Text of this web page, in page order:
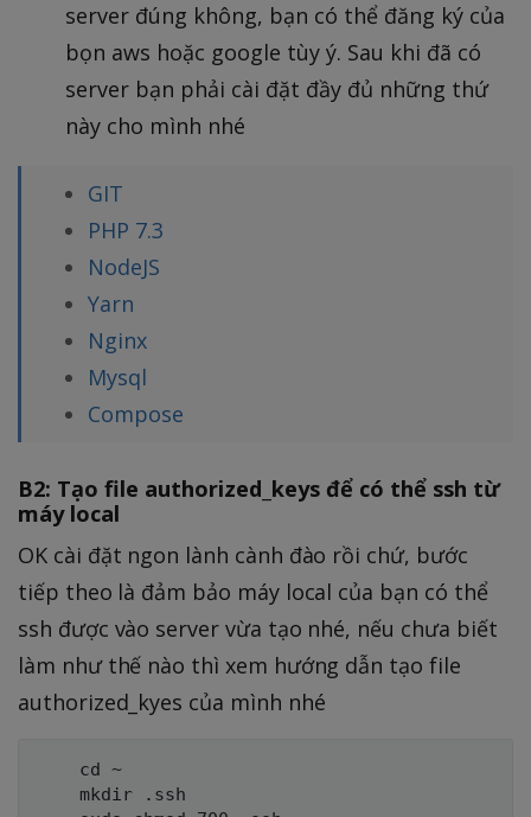
server đúng không, bạn có thể đăng ký của
bọn aws hoặc google tùy ý. Sau khi đã có
server bạn phải cài đặt đầy đủ những thứ
này cho mình nhé
GIT
PHP 7.3
NodeJS
Yarn
Nginx
Mysql
Compose
B2: Tạo file authorized_keys để có thể ssh từ
máy local
OK cài đặt ngon lành cành đào rồi chứ, bước
tiếp theo là đảm bảo máy local của bạn có thể
ssh được vào server vừa tạo nhé, nếu chưa biết
làm như thế nào thì xem hướng dẫn tạo file
authorized_kyes của mình nhé